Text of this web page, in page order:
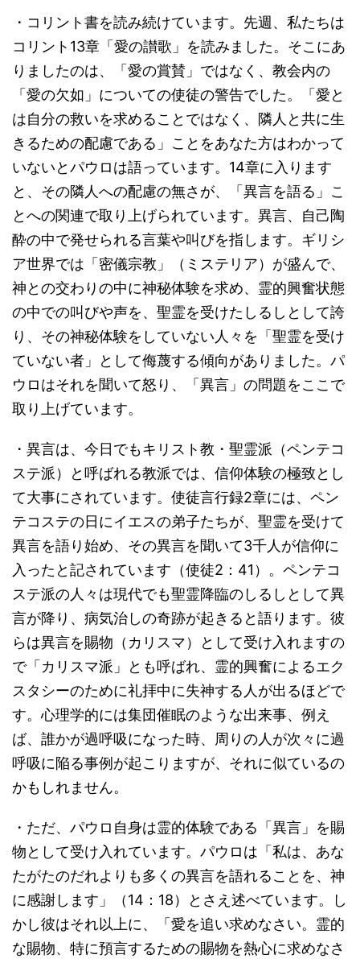
・コリント書を読み続けています。先週、私たちは
コリント13章「愛の讃歌」を読みました。そこにあ
りましたのは、「愛の賞賛」ではなく、教会内の
「愛の欠如」についての使徒の警告でした。「愛と
は自分の救いを求めることではなく、隣人と共に生
きるための配慮である」ことをあなた方はわかって
いないとパウロは語っています。14章に入ります
と、その隣人への配慮の無さが、「異言を語る」こ
とへの関連で取り上げられています。異言、自己陶
酔の中で発せられる言葉や叫びを指します。ギリシ
ア世界では「密儀宗教」（ミステリア）が盛んで、
神との交わりの中に神秘体験を求め、霊的興奮状態
の中での叫びや声を、聖霊を受けたしるしとして誇
り、その神秘体験をしていない人々を「聖霊を受け
ていない者」として侮蔑する傾向がありました。パ
ウロはそれを聞いて怒り、「異言」の問題をここで
取り上げています。
・異言は、今日でもキリスト教・聖霊派（ペンテコ
ステ派）と呼ばれる教派では、信仰体験の極致とし
て大事にされています。使徒言行録2章には、ペン
テコステの日にイエスの弟子たちが、聖霊を受けて
異言を語り始め、その異言を聞いて3千人が信仰に
入ったと記されています（使徒2：41）。ペンテコ
ステ派の人々は現代でも聖霊降臨のしるしとして異
言が降り、病気治しの奇跡が起きると語ります。彼
らは異言を賜物（カリスマ）として受け入れますの
で「カリスマ派」とも呼ばれ、霊的興奮によるエク
スタシーのために礼拝中に失神する人が出るほどで
す。心理学的には集団催眠のような出来事、例え
ば、誰かが過呼吸になった時、周りの人が次々に過
呼吸に陥る事例が起こりますが、それに似ているの
かもしれません。
・ただ、パウロ自身は霊的体験である「異言」を賜
物として受け入れています。パウロは「私は、あな
たがたのだれよりも多くの異言を語れることを、神
に感謝します」（14：18）とさえ述べています。し
かし彼はそれ以上に、「愛を追い求めなさい。霊的
な賜物、特に預言するための賜物を熱心に求めなさ